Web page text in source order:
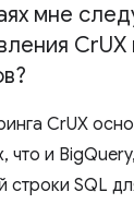
мне
Cr
CrUX
что и
строки SQL